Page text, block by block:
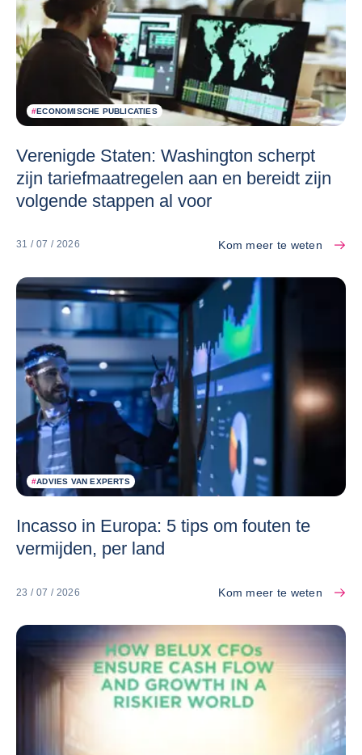
#ECONOMISCHE PUBLICATIES
Verenigde Staten: Washington scherpt
zijn tariefmaatregelen aan en bereidt zijn
volgende stappen al voor
31 / 07 / 2026 Kom meer te weten
#ADVIES VAN EXPERTS
Incasso in Europa: 5 tips om fouten te
vermijden, per land
23 / 07 / 2026 Kom meer te weten